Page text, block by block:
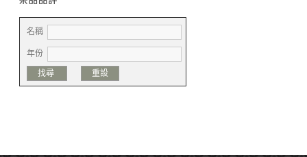
名稱
年份
找尋 重設